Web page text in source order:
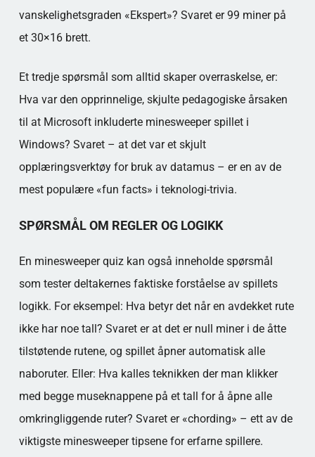
vanskelighetsgraden «Ekspert»? Svaret er 99 miner på
et 30×16 brett.
Et tredje spørsmål som alltid skaper overraskelse, er:
Hva var den opprinnelige, skjulte pedagogiske årsaken
til at Microsoft inkluderte minesweeper spillet i
Windows? Svaret – at det var et skjult
opplæringsverktøy for bruk av datamus – er en av de
mest populære «fun facts» i teknologi-trivia.
SPØRSMÅL OM REGLER OG LOGIKK
En minesweeper quiz kan også inneholde spørsmål
som tester deltakernes faktiske forståelse av spillets
logikk. For eksempel: Hva betyr det når en avdekket rute
ikke har noe tall? Svaret er at det er null miner i de åtte
tilstøtende rutene, og spillet åpner automatisk alle
naboruter. Eller: Hva kalles teknikken der man klikker
med begge museknappene på et tall for å åpne alle
omkringliggende ruter? Svaret er «chording» – ett av de
viktigste minesweeper tipsene for erfarne spillere.